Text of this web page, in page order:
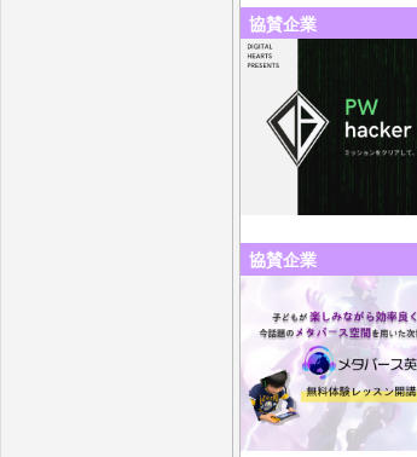
協賛企業
協賛企業